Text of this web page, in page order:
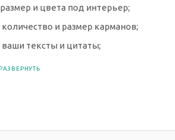
размер и цвета под интерьер;
количество и размер карманов;
ваши тексты и цитаты;
дизайн любой сложности.